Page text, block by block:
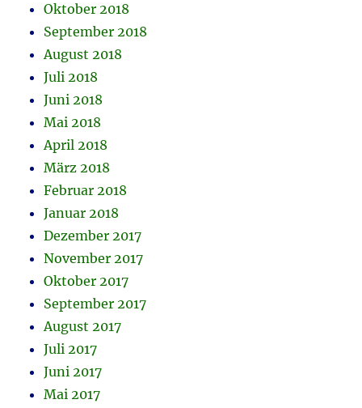
Oktober 2018
September 2018
August 2018
Juli 2018
Juni 2018
Mai 2018
April 2018
März 2018
Februar 2018
Januar 2018
Dezember 2017
November 2017
Oktober 2017
September 2017
August 2017
Juli 2017
Juni 2017
Mai 2017